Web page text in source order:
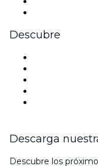
Descubre
Descarga
Descubre los